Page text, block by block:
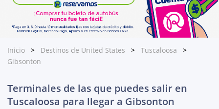
Inicio Destinos de United States
Tuscaloosa
Gibsonton
Terminales de las que puedes salir en
Tuscaloosa para llegar a Gibsonton